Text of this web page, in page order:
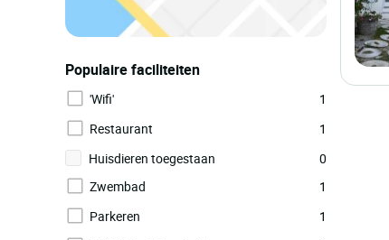
Populaire faciliteiten
'Wifi'
1
Restaurant
1
Huisdieren toegestaan
0
Zwembad
1
Parkeren
1